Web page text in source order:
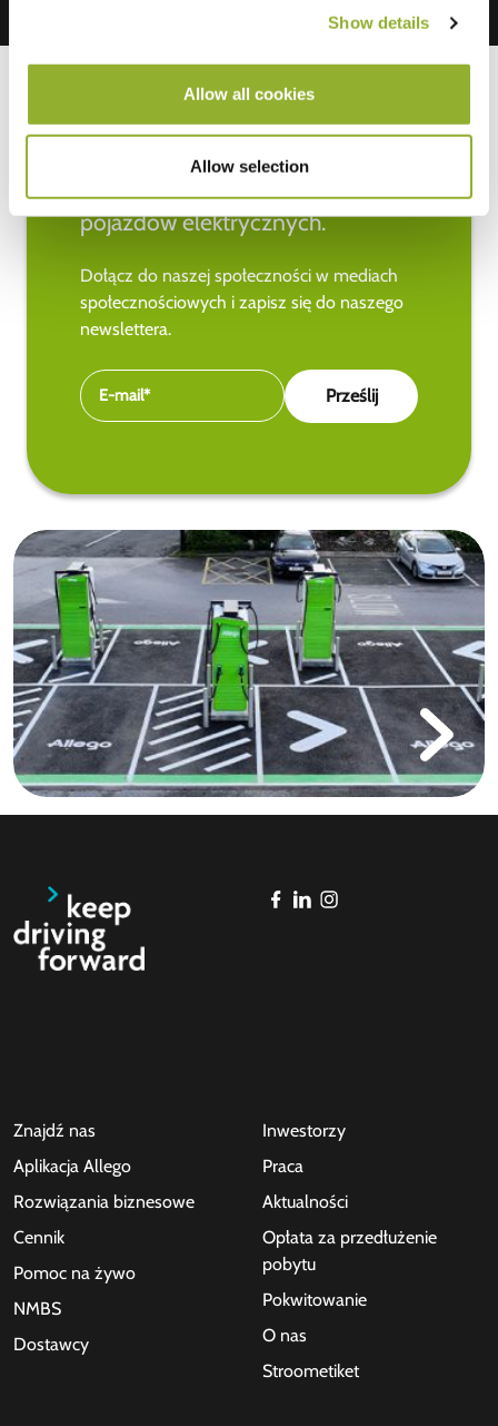
Show details
Allow all cookies
Allow selection
Bądź na bieżąco z najnowszymi
wiadomościami na temat
pojazdów elektrycznych.
Dołącz do naszej społeczności w mediach
społecznościowych i zapisz się do naszego
newslettera.
Znajdź nas
Aplikacja Allego
Rozwiązania biznesowe
Cennik
Pomoc na żywo
NMBS
Dostawcy
Inwestorzy
Praca
Aktualności
Opłata za przedłużenie
pobytu
Pokwitowanie
O nas
Stroometiket